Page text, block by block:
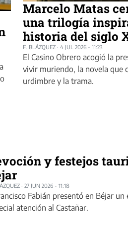
Marcelo Matas
una trilogía
historia del siglo
F. BLÁZQUEZ · 4 JUL 2026 - 11:23
El Casino Obrero acogió la
vivir muriendo, la novela que
urdimbre y la trama.
y festejos
· 27 JUN 2026 - 11:18
Fabián presentó en Béjar
atención al Castañar.